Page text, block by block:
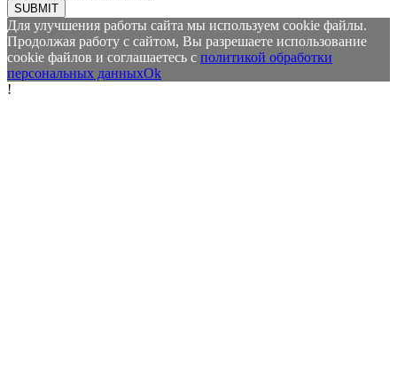
SUBMIT
Для улучшения работы сайта мы используем cookie файлы.
Продолжая работу с сайтом, Вы разрешаете использование
cookie файлов и соглашаетесь с политикой обработки
персональных данныхOk
!